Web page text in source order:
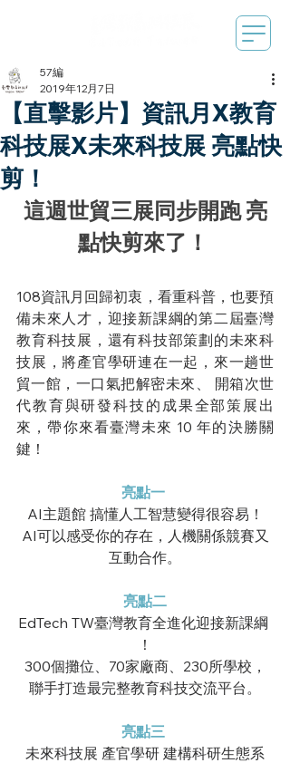
【直擊影片】資訊月X教育
科技展X未來科技展 亮點快
剪！
57編
2019年12月7日
這週世貿三展同步開跑 亮
點快剪來了！
108資訊月回歸初衷，看重科普，也要預
備未來人才，迎接新課綱的第二屆臺灣
教育科技展，還有科技部策劃的未來科
技展，將產官學研連在一起，來一趟世
貿一館，一口氣把解密未來、 開箱次世
代教育與研發科技的成果全部策展出
來，帶你來看臺灣未來 10 年的決勝關
鍵！
亮點一
AI主題館 搞懂人工智慧變得很容易！
AI可以感受你的存在，人機關係競賽又
互動合作。
亮點二
EdTech TW臺灣教育全進化迎接新課綱
！
300個攤位、70家廠商、230所學校，
聯手打造最完整教育科技交流平台。
亮點三
未來科技展 產官學研 建構科研生態系